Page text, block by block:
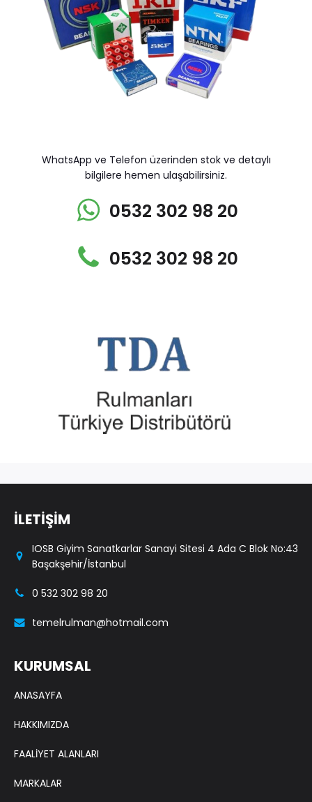
WhatsApp ve Telefon üzerinden stok ve detaylı
bilgilere hemen ulaşabilirsiniz.
0532 302 98 20
0532 302 98 20
İLETİŞİM
IOSB Giyim Sanatkarlar Sanayi Sitesi 4 Ada C Blok No:43
Başakşehir/İstanbul
0 532 302 98 20
temelrulman@hotmail.com
KURUMSAL
ANASAYFA
HAKKIMIZDA
FAALİYET ALANLARI
MARKALAR